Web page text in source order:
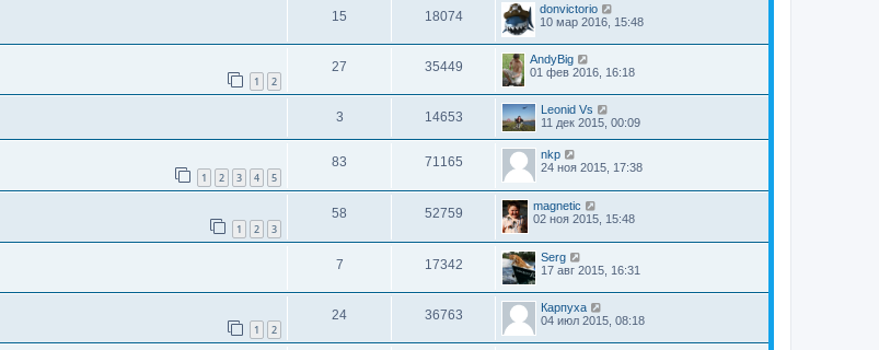
15 18074
donvictorio
10 мар 2016, 15:48
1 2
27 35449
AndyBig
01 фев 2016, 16:18
3 14653
Leonid Vs
11 дек 2015, 00:09
1 2 3 4 5
83 71165
nkp
24 ноя 2015, 17:38
1 2 3
58 52759
magnetic
02 ноя 2015, 15:48
7 17342
Serg
17 авг 2015, 16:31
1 2
24 36763
Карпуха
04 июл 2015, 08:18